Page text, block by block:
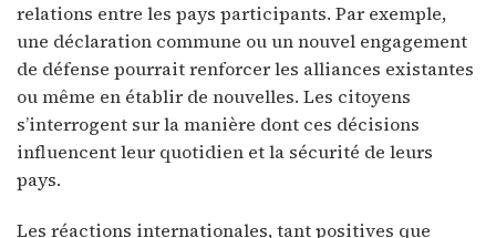
relations entre les pays participants. Par exemple,
une déclaration commune ou un nouvel engagement
de défense pourrait renforcer les alliances existantes
ou même en établir de nouvelles. Les citoyens
s’interrogent sur la manière dont ces décisions
influencent leur quotidien et la sécurité de leurs
pays.
Les réactions internationales, tant positives que